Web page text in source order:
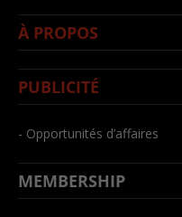
À PROPOS
PUBLICITÉ
- Opportunités d’affaires
MEMBERSHIP